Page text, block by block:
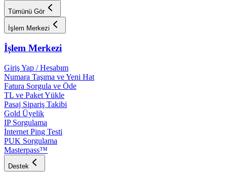
Tümünü Gör
İşlem Merkezi
İşlem Merkezi
Giriş Yap / Hesabım
Numara Taşıma ve Yeni Hat
Fatura Sorgula ve Öde
TL ve Paket Yükle
Pasaj Sipariş Takibi
Gold Üyelik
IP Sorgulama
İnternet Ping Testi
PUK Sorgulama
Masterpass™
Destek